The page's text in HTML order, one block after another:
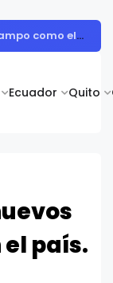
Ecuador Quito
Todohogar entregó los premios a la ganadora de la campaña “Puertatlón Futbolero”
país.